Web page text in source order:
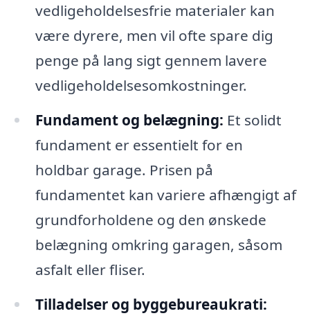
vedligeholdelsesfrie materialer kan
være dyrere, men vil ofte spare dig
penge på lang sigt gennem lavere
vedligeholdelsesomkostninger.
Fundament og belægning: Et solidt
fundament er essentielt for en
holdbar garage. Prisen på
fundamentet kan variere afhængigt af
grundforholdene og den ønskede
belægning omkring garagen, såsom
asfalt eller fliser.
Tilladelser og byggebureaukrati: